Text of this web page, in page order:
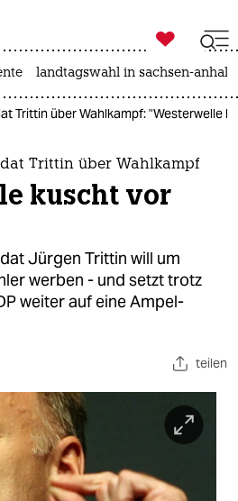
zahl ich
ich

taz zahl ich
landtagswahl in sachsen-anhalt
Trittin über Wahlkampf: "Westerwelle
Trittin über Wahlkampf
kuscht vor
Jürgen Trittin will um
werben - und setzt trotz
weiter auf eine Ampel-
teilen